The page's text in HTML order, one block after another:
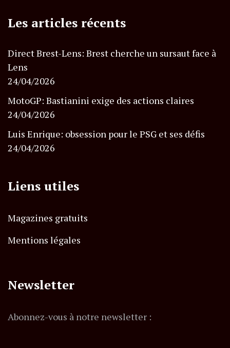
Les articles récents
Direct Brest-Lens: Brest cherche un sursaut face à
Lens
24/04/2026
MotoGP: Bastianini exige des actions claires
24/04/2026
Luis Enrique: obsession pour le PSG et ses défis
24/04/2026
Liens utiles
Magazines gratuits
Mentions légales
Newsletter
Abonnez-vous à notre newsletter :